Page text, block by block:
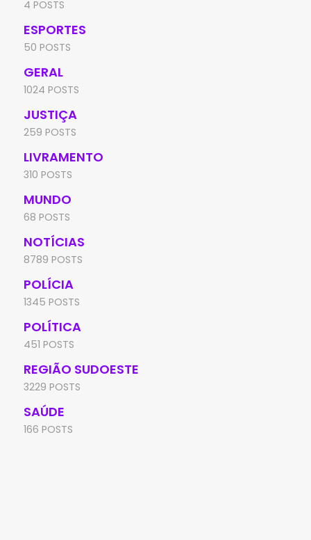
4 POSTS
ESPORTES
50 POSTS
GERAL
1024 POSTS
JUSTIÇA
259 POSTS
LIVRAMENTO
310 POSTS
MUNDO
68 POSTS
NOTÍCIAS
8789 POSTS
POLÍCIA
1345 POSTS
POLÍTICA
451 POSTS
REGIÃO SUDOESTE
3229 POSTS
SAÚDE
166 POSTS